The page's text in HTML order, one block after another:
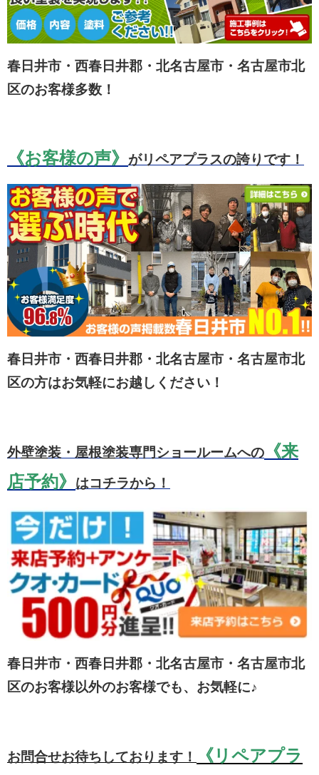
春日井市・西春日井郡・北名古屋市・名古屋市北
区のお客様多数！
《お客様の声》 がリペアプラスの誇りです！
春日井市・西春日井郡・北名古屋市・名古屋市北
区の方はお気軽にお越しください！
外壁塗装・屋根塗装専門ショールームへの
《来
店予約》
はコチラから！
春日井市・西春日井郡・北名古屋市・名古屋市北
区のお客様以外のお客様でも、お気軽に♪
お問合せお待ちしております！
《リペアプラ